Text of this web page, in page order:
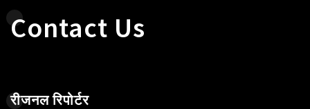
Contact Us
रीजनल रिपोर्टर